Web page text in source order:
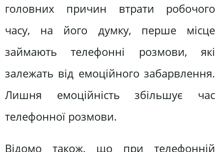
головних причин втрати робочого
часу, на його думку, перше місце
займають телефонні розмови, які
залежать від емоційного забарвлення.
Лишня емоційність збільшує час
телефонної розмови.
Відомо також, що при телефонній